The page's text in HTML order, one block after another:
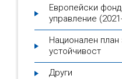
Европейски
управление
Национален
устойчивост
Други